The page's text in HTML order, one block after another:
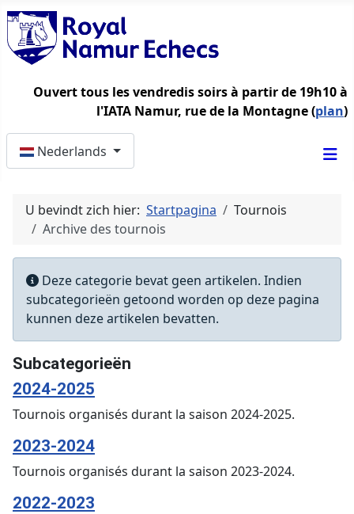
Ouvert tous les vendredis soirs à partir de 19h10 à
l'IATA Namur, rue de la Montagne (plan)
Nederlands
U bevindt zich hier: Startpagina
Tournois
Archive des tournois
Informatie
Deze categorie bevat geen artikelen. Indien
subcategorieën getoond worden op deze pagina
kunnen deze artikelen bevatten.
Subcategorieën
2024-2025
Tournois organisés durant la saison 2024-2025.
2023-2024
Tournois organisés durant la saison 2023-2024.
2022-2023